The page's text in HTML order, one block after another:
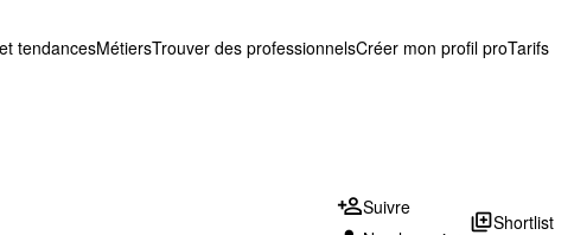
tendancesMétiersTrouver des professionnelsCréer mon profil proTarifs
Suivre
library_addShortlist